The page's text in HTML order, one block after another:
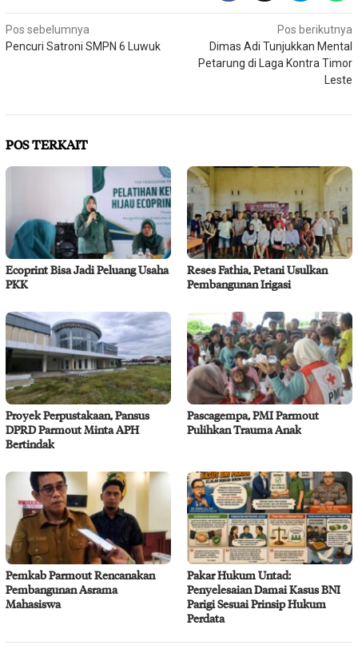
Navigasi
pos
Pos sebelumnya
Pencuri Satroni SMPN 6 Luwuk
Pos berikutnya
Dimas Adi Tunjukkan Mental
Petarung di Laga Kontra Timor
Leste
POS TERKAIT
Ecoprint Bisa Jadi Peluang Usaha
PKK
Reses Fathia, Petani Usulkan
Pembangunan Irigasi
Proyek Perpustakaan, Pansus
DPRD Parmout Minta APH
Bertindak
Pascagempa, PMI Parmout
Pulihkan Trauma Anak
Pemkab Parmout Rencanakan
Pembangunan Asrama
Mahasiswa
Pakar Hukum Untad:
Penyelesaian Damai Kasus BNI
Parigi Sesuai Prinsip Hukum
Perdata